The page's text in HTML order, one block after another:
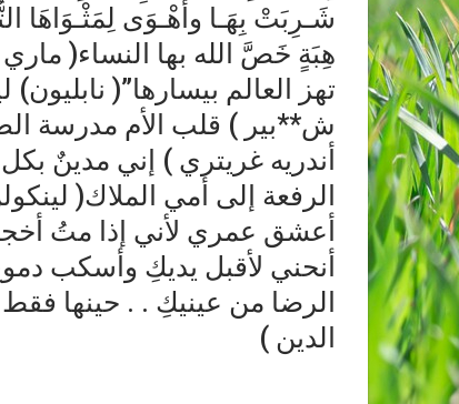
شَـرِبَتْ بِهَـا وأَهْـوَى لِمَثْـوَاهَا
هِبَةٍ خَصَّ الله بها النساء( ماري
تهز العالم بيسارها”(
ش**بير ) قلب الأم مدرسة
أندريه غريتري ) إني مدينٌ
الرفعة إلى أمي الملاك(
أعشق عمري لأني إذا متُ
أنحني لأقبل يديكِ وأسكب
الرضا من عينيكِ . . حينها
الدين )